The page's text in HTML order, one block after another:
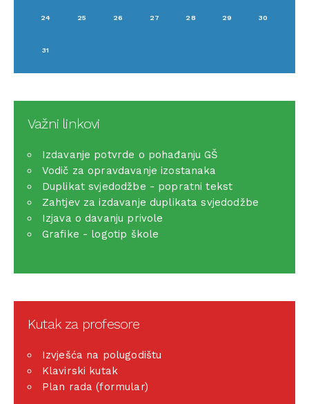
24 25 26 27 28 29 30
31
Važni linkovi
Izdavanje potvrde o pohađanju GŠ
Vodič za opravdavanje izostanaka
Duplikat svjedodžbe - popratni tekst
Zahtjev za izdavanje duplikata svjedodžbe
Izjava o davanju privole
Grafike - logotip škole
Kutak za profesore
Izvješća na polugodištu
Klavirski kutak
Plan rada (formular)